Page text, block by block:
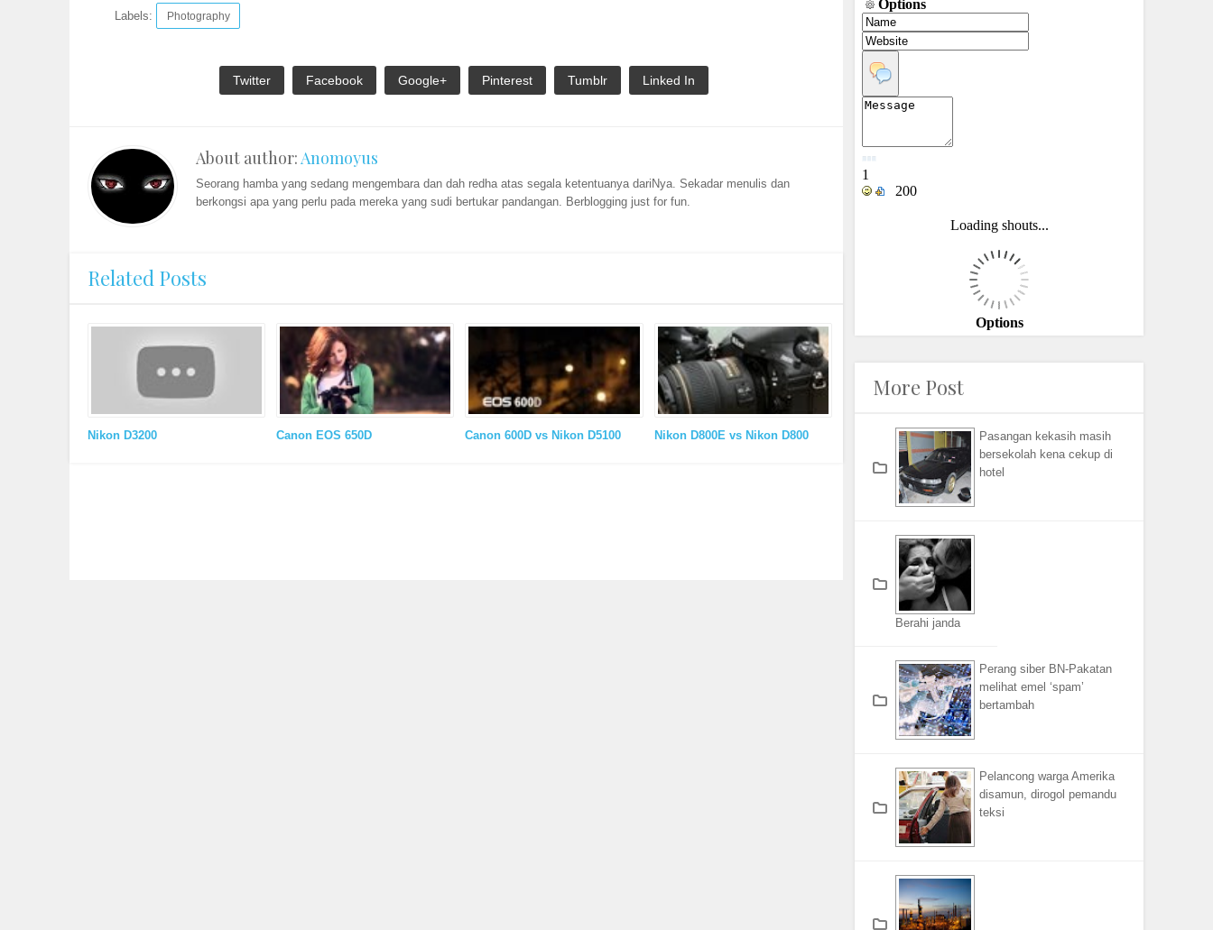
Labels: Photography
Twitter Facebook Google+ Pinterest Tumblr Linked In
About author: Anomoyus
Seorang hamba yang sedang mengembara dan dah redha atas segala ketentuanya dariNya. Sekadar menulis dan
berkongsi apa yang perlu pada mereka yang sudi bertukar pandangan. Berblogging just for fun.
Related Posts
Nikon D3200 Canon EOS 650D Canon 600D vs Nikon D5100 Nikon D800E vs Nikon D800
More Post
Pasangan kekasih masih
bersekolah kena cekup di
hotel
Berahi janda
Perang siber BN-Pakatan
melihat emel ‘spam’
bertambah
Pelancong warga Amerika
disamun, dirogol pemandu
teksi